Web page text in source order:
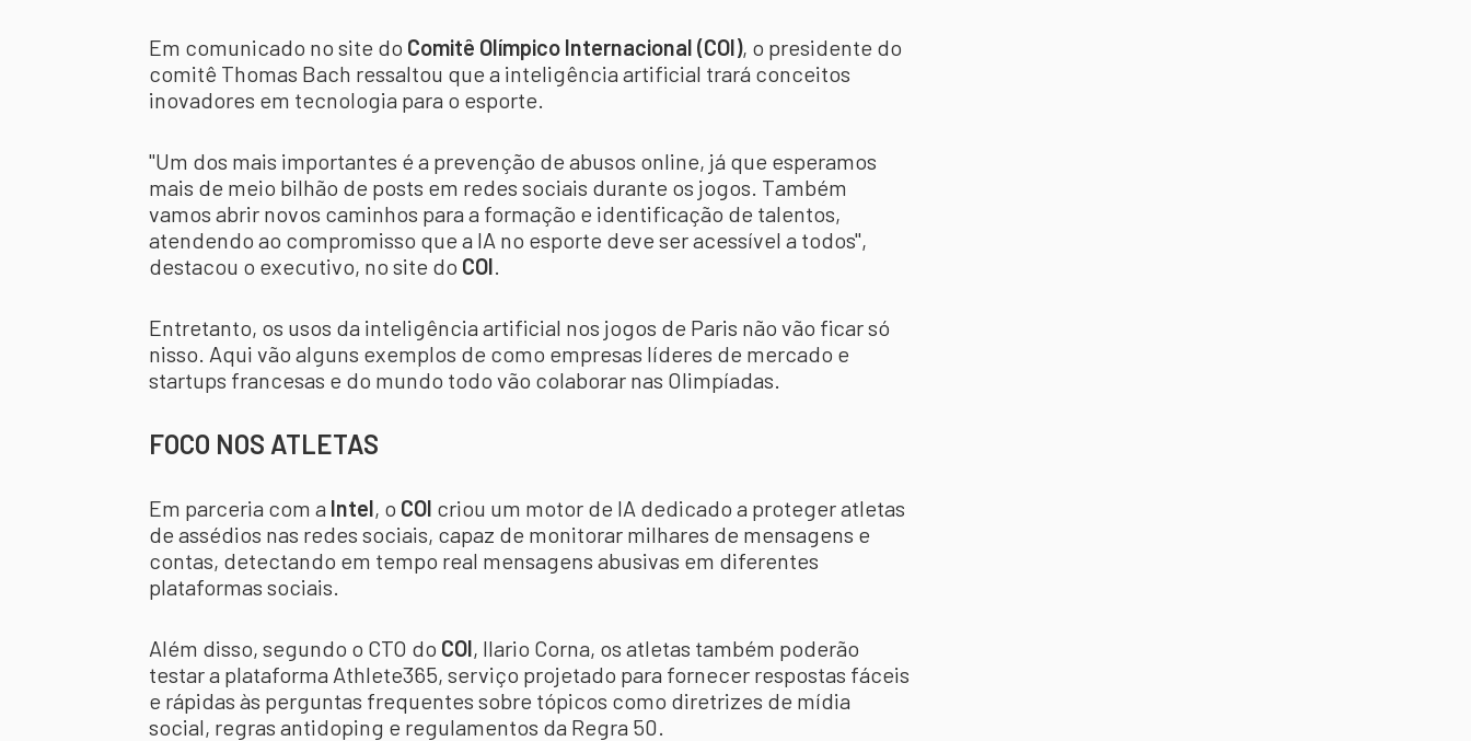
Em comunicado no site do Comitê Olímpico Internacional (COI), o presidente do
comitê Thomas Bach ressaltou que a inteligência artificial trará conceitos
inovadores em tecnologia para o esporte.
"Um dos mais importantes é a prevenção de abusos online, já que esperamos
mais de meio bilhão de posts em redes sociais durante os jogos. Também
vamos abrir novos caminhos para a formação e identificação de talentos,
atendendo ao compromisso que a IA no esporte deve ser acessível a todos",
destacou o executivo, no site do COI.
Entretanto, os usos da inteligência artificial nos jogos de Paris não vão ficar só
nisso. Aqui vão alguns exemplos de como empresas líderes de mercado e
startups francesas e do mundo todo vão colaborar nas Olimpíadas.
FOCO NOS ATLETAS
Em parceria com a Intel, o COI criou um motor de IA dedicado a proteger atletas
de assédios nas redes sociais, capaz de monitorar milhares de mensagens e
contas, detectando em tempo real mensagens abusivas em diferentes
plataformas sociais.
Além disso, segundo o CTO do COI, Ilario Corna, os atletas também poderão
testar a plataforma Athlete365, serviço projetado para fornecer respostas fáceis
e rápidas às perguntas frequentes sobre tópicos como diretrizes de mídia
social, regras antidoping e regulamentos da Regra 50.